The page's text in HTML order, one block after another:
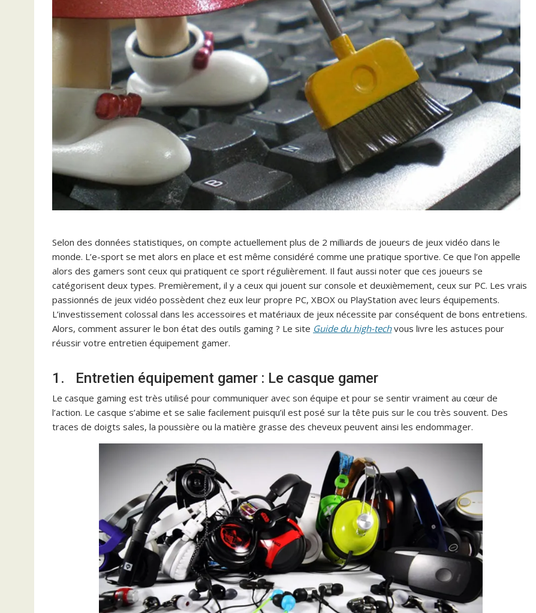
Selon des données statistiques, on compte actuellement plus de 2 milliards de joueurs de jeux vidéo dans le
monde. L’e-sport se met alors en place et est même considéré comme une pratique sportive. Ce que l’on appelle
alors des gamers sont ceux qui pratiquent ce sport régulièrement. Il faut aussi noter que ces joueurs se
catégorisent deux types. Premièrement, il y a ceux qui jouent sur console et deuxièmement, ceux sur PC. Les vrais
passionnés de jeux vidéo possèdent chez eux leur propre PC, XBOX ou PlayStation avec leurs équipements.
L’investissement colossal dans les accessoires et matériaux de jeux nécessite par conséquent de bons entretiens.
Alors, comment assurer le bon état des outils gaming ? Le site Guide du high-techvous livre les astuces pour
réussir votre entretien équipement gamer.
1. Entretien équipement gamer : Le casque gamer
Le casque gaming est très utilisé pour communiquer avec son équipe et pour se sentir vraiment au cœur de
l’action. Le casque s’abime et se salie facilement puisqu’il est posé sur la tête puis sur le cou très souvent. Des
traces de doigts sales, la poussière ou la matière grasse des cheveux peuvent ainsi les endommager.